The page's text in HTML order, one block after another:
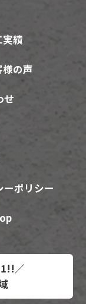
績
様の声
せ
ーポリシー
／